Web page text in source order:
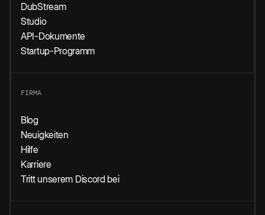
DubStream
Studio
API-Dokumente
Startup-Programm
FIRMA
Blog
Neuigkeiten
Hilfe
Karriere
Tritt unserem Discord bei